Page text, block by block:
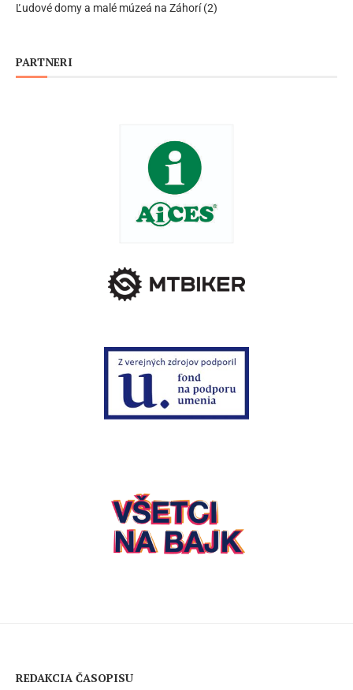
Ľudové domy a malé múzeá na Záhorí (2)
PARTNERI
REDAKCIA ČASOPISU